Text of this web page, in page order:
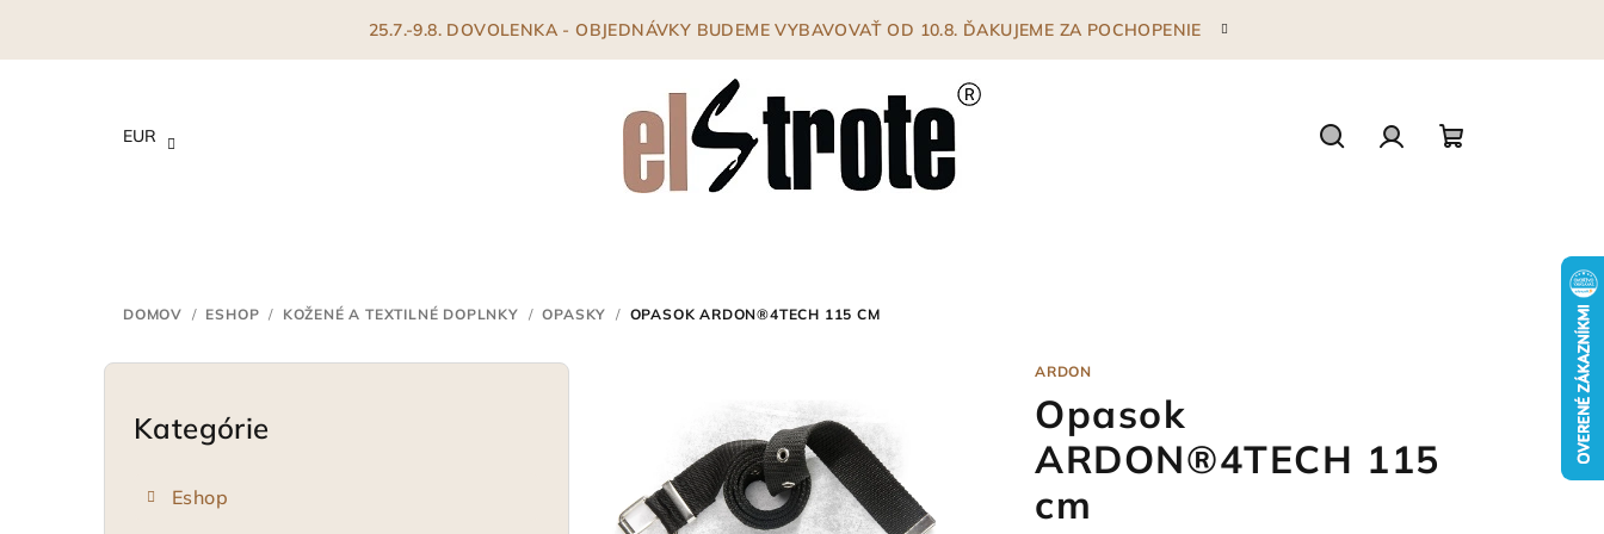
25.7.-9.8. DOVOLENKA - OBJEDNÁVKY BUDEME VYBAVOVAŤ OD 10.8. ĎAKUJEME ZA POCHOPENIE
EUR
DOMOV / ESHOP / KOŽENÉ A TEXTILNÉ DOPLNKY / OPASKY / OPASOK ARDON®4TECH 115 CM
B
Preskočiť
kategórie
Kategórie
Eshop
ARDON
Opasok
ARDON®4TECH 115
cm